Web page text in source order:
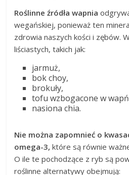
Roślinne źródła wapnia
wegańskiej, ponieważ ten
zdrowia naszych kości i zębów.
liściastych, takich jak:
jarmuż,
bok choy,
brokuły,
tofu wzbogacone w
nasiona chia.
Nie można zapomnieć o
omega-3, które są równie
O ile te pochodzące z ryb są
roślinne alternatywy obejmują: